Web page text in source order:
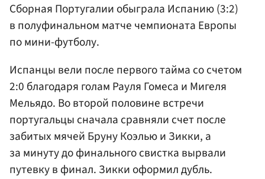
Сборная Португалии обыграла Испанию (3:2)
в полуфинальном матче чемпионата Европы
по мини-футболу.
Испанцы вели после первого тайма со счетом
2:0 благодаря голам Рауля Гомеса и Мигеля
Мельядо. Во второй половине встречи
португальцы сначала сравняли счет после
забитых мячей Бруну Коэлью и Зикки, а
за минуту до финального свистка вырвали
путевку в финал. Зикки оформил дубль.